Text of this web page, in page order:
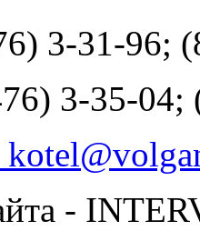
3-31-96;
3-35-04;
-